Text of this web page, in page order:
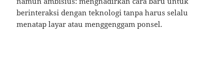
berinteraksi dengan teknologi tanpa harus selalu
menatap layar atau menggenggam ponsel.